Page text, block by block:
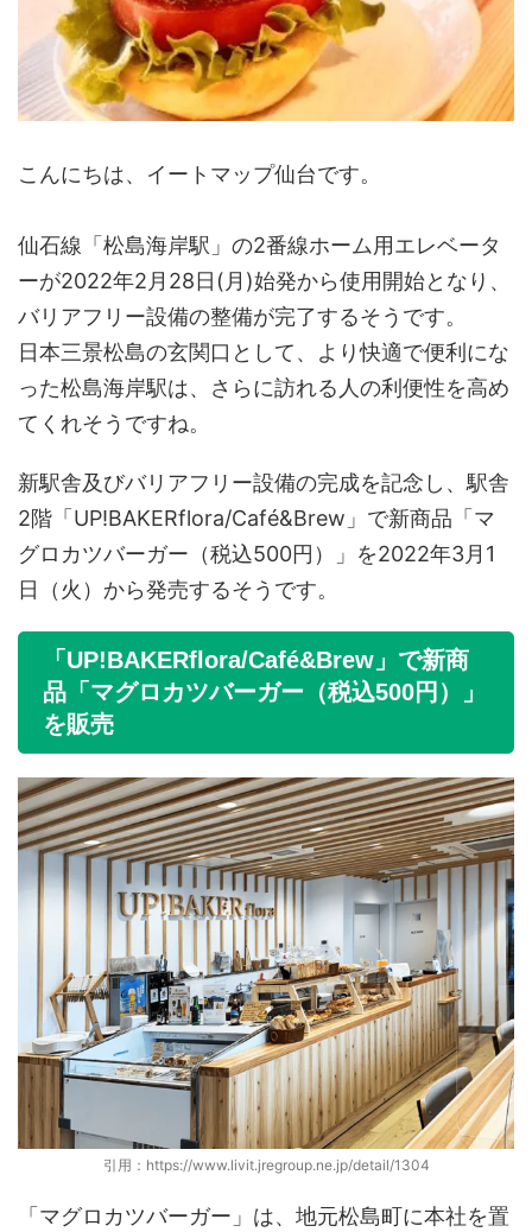
こんにちは、イートマップ仙台です。
仙石線「松島海岸駅」の2番線ホーム用エレベータ
ーが2022年2月28日(月)始発から使用開始となり、
バリアフリー設備の整備が完了するそうです。
日本三景松島の玄関口として、より快適で便利にな
った松島海岸駅は、さらに訪れる人の利便性を高め
てくれそうですね。
新駅舎及びバリアフリー設備の完成を記念し、駅舎
2階「UP!BAKERflora/Café&Brew」で新商品「マ
グロカツバーガー（税込500円）」を2022年3月1
日（火）から発売するそうです。
「UP!BAKERflora/Café&Brew」で新商
品「マグロカツバーガー（税込500円）」
を販売
引用：https://www.livit.jregroup.ne.jp/detail/1304
「マグロカツバーガー」は、地元松島町に本社を置